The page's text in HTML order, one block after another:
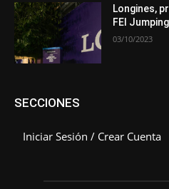
Longines,
FEI
03/10/2023
SECCIONES
Iniciar Sesión / Crear Cuenta